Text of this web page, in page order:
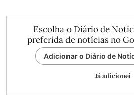
Escolha o Diário de
preferida de notícias no
Adicionar o Diário de
Já adicionei